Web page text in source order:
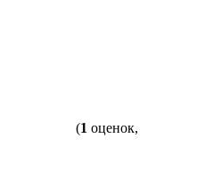
(1 оценок,